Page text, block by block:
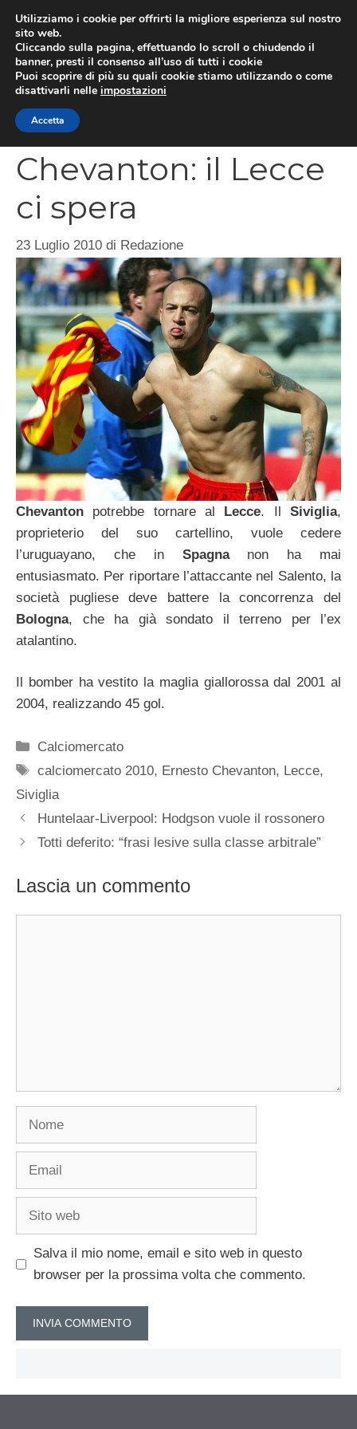
contenuto
Chevanton: il Lecce
ci spera
23 Luglio 2010 di Redazione
Chevanton potrebbe tornare al Lecce. IlSiviglia,
proprieterio del suo cartellino, vuole cedere
l’uruguayano, che in Spagnanon ha mai
entusiasmato. Per riportare l’attaccante nel Salento, la
società pugliese deve battere la concorrenza del
Bologna, che ha già sondato il terreno per l’ex
atalantino.
Il bomber ha vestito la maglia giallorossa dal 2001 al
2004, realizzando 45 gol.
Categorie
Calciomercato
Tag
calciomercato 2010, Ernesto Chevanton, Lecce,
Siviglia
Huntelaar-Liverpool: Hodgson vuole il rossonero
Totti deferito: “frasi lesive sulla classe arbitrale”
Lascia un commento
Nome
Email
Sito
Salva il mio nome, email e sito web in questo
browser per la prossima volta che commento.
Utilizziamo i cookie per offrirti la migliore esperienza sul nostro
sito web.
Cliccando sulla pagina, effettuando lo scroll o chiudendo il
banner, presti il consenso all’uso di tutti i cookie
Puoi scoprire di più su quali cookie stiamo utilizzando o come
disattivarli nelle impostazioni
Accetta